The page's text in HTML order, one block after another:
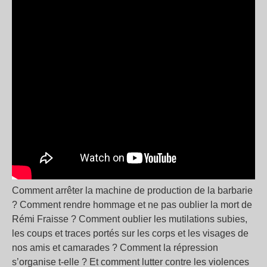
Comment arrêter la machine de production de la barbarie
? Comment rendre hommage et ne pas oublier la mort de
Rémi Fraisse ? Comment oublier les mutilations subies,
les coups et traces portés sur les corps et les visages de
nos amis et camarades ? Comment la répression
s’organise t-elle ? Et comment lutter contre les violences